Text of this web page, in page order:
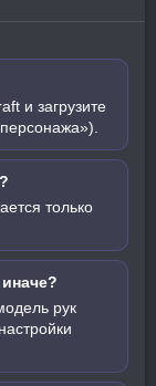
и загрузите
только
рук